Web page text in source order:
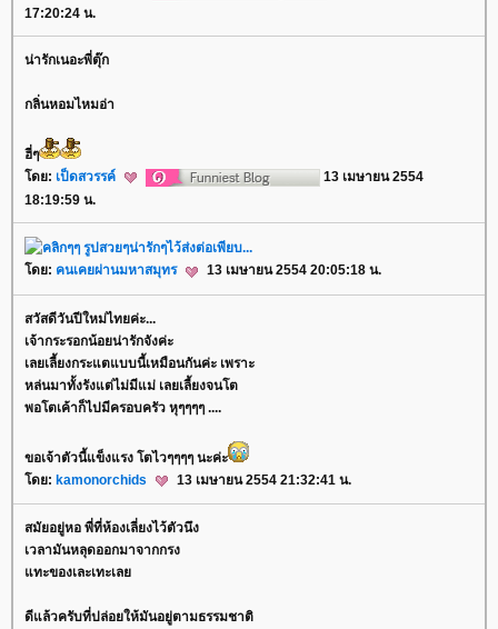
17:20:24 น.
น่ารักเนอะพี่ตุ๊ก
กลิ่นหอมไหมอ่า
ฮี่ๆ
ดย: เป็ดสวรรค์
13 เมษายน 2554
18:19:59 น.
ดย: คนเคยผ่านมหาสมุทร 13 เมษายน 2554 20:05:18 น.
สวัสดีวันปีใหม่ไทยค่ะ...
เจ้ากระรอกน้อยน่ารักจังค่ะ
เลยเลี้ยงกระแตแบบนี้เหมือนกันค่ะ เพราะ
หล่นมาทั้งรังแต่ไม่มีแม่ เลยเลี้ยงจนโต
พอโตเค้าก็ไปมีครอบครัว หุๆๆๆๆ ....
ขอเจ้าตัวนี้แข็งแรง โตไวๆๆๆๆ นะค่ะ
ดย: kamonorchids 13 เมษายน 2554 21:32:41 น.
สมัยอยู่หอ พี่ที่ห้องเลี่ยงไว้ตัวนึง
เวลามันหลุดออกมาจากกรง
ทะของเละเทะเล
ดีแล้วครับที่ปล่อยให้มันอยู่ตามธรรมชาติ